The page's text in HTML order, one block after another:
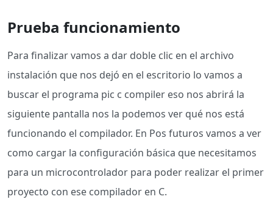
Prueba funcionamiento
Para finalizar vamos a dar doble clic en el archivo
instalación que nos dejó en el escritorio lo vamos a
buscar el programa pic c compiler eso nos abrirá la
siguiente pantalla nos la podemos ver qué nos está
funcionando el compilador. En Pos futuros vamos a ver
como cargar la configuración básica que necesitamos
para un microcontrolador para poder realizar el primer
proyecto con ese compilador en C.